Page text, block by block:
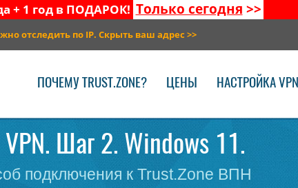
+ 1 год в ПОДАРОК! Только сегодня >>
отследить по IP. Скрыть ваш адрес >>
ПОЧЕМУ TRUST.ZONE? ЦЕНЫ НАСТРОЙКА VPN
VPN. Шаг 2. Windows 11.
подключения к Trust.Zone ВПН